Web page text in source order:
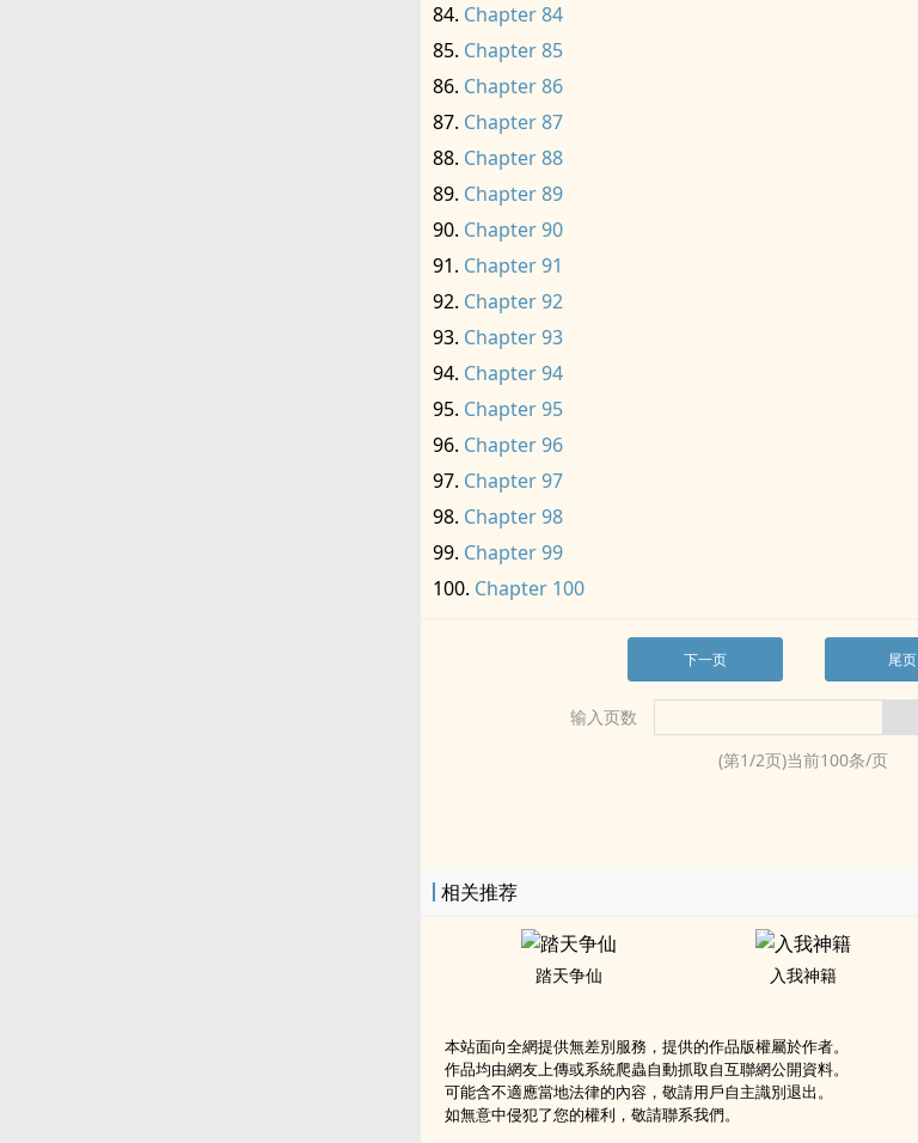
Chapter 84
Chapter 85
Chapter 86
Chapter 87
Chapter 88
Chapter 89
Chapter 90
Chapter 91
Chapter 92
Chapter 93
Chapter 94
Chapter 95
Chapter 96
Chapter 97
Chapter 98
Chapter 99
Chapter 100
下一页 尾页
输入页数
(第1/2页)当前100条/页
相关推荐
踏天争仙 入我神籍
本站面向全網提供無差別服務，提供的作品版權屬於作者。
作品均由網友上傳或系統爬蟲自動抓取自互聯網公開資料。
可能含不適應當地法律的內容，敬請用戶自主識別退出。
如無意中侵犯了您的權利，敬請聯系我們。